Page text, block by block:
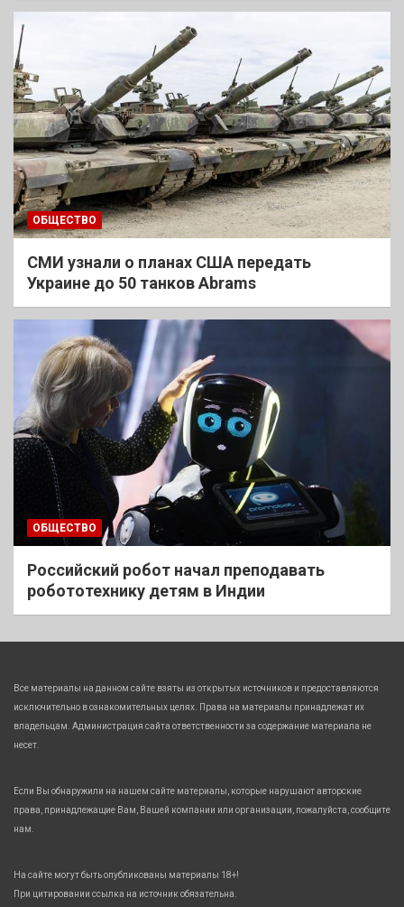
ОБЩЕСТВО
СМИ узнали о планах США передать
Украине до 50 танков Abrams
ОБЩЕСТВО
Российский робот начал преподавать
робототехнику детям в Индии
Все материалы на данном сайте взяты из открытых источников и предоставляются
исключительно в ознакомительных целях. Права на материалы принадлежат их
владельцам. Администрация сайта ответственности за содержание материала не
несет.
Если Вы обнаружили на нашем сайте материалы, которые нарушают авторские
права, принадлежащие Вам, Вашей компании или организации, пожалуйста, сообщите
нам.
На сайте могут быть опубликованы материалы 18+!
При цитировании ссылка на источник обязательна.